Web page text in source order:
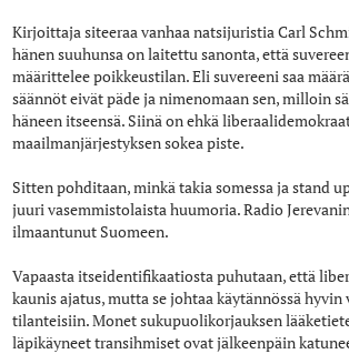
Kirjoittaja siteeraa vanhaa natsijuristia Carl
hänen suuhunsa on laitettu sanonta, että
määrittelee poikkeustilan. Eli suvereeni saa
säännöt eivät päde ja nimenomaan sen, milloin
häneen itseensä. Siinä on ehkä
maailmanjärjestyksen sokea piste.
Sitten pohditaan, minkä takia somessa ja stand
juuri vasemmistolaista huumoria. Radio
ilmaantunut Suomeen.
Vapaasta itseidentifikaatiosta puhutaan, että
kaunis ajatus, mutta se johtaa käytännössä hyvin
tilanteisiin. Monet sukupuolikorjauksen
läpikäyneet transihmiset ovat jälkeenpäin